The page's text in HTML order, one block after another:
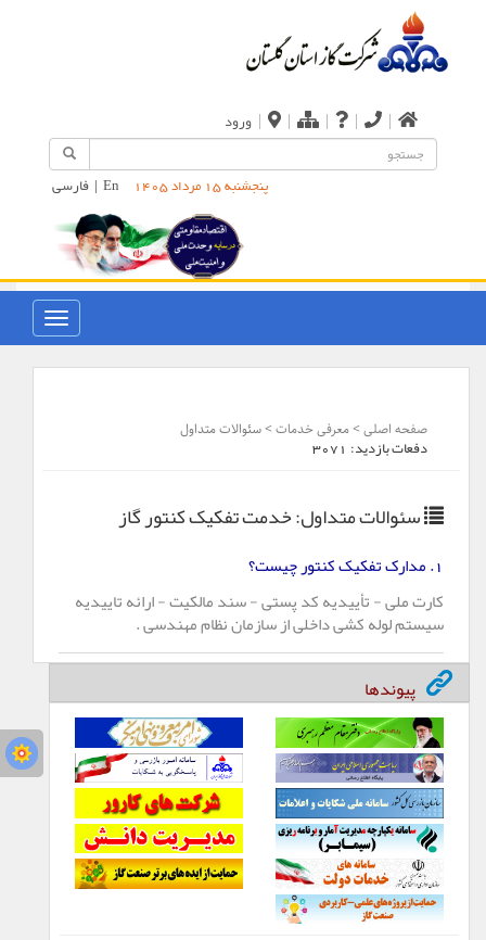
|
|
|
|
| ورود
پنجشنبه 15 مرداد 1405 En
| فارسی
صفحه اصلی >معرفی خدمات > سئوالات متداول
دفعات بازدید: 3071
سئوالات متداول: خدمتتفکیک کنتور گاز
1
.مدارک تفکیک کنتور چیست؟
کارت ملی - تأییدیه کد پستی - سند مالکیت - ارائه تاییدیه
سیستم لوله کشی داخلی از سازمان نظام مهندسی.
پیوندها